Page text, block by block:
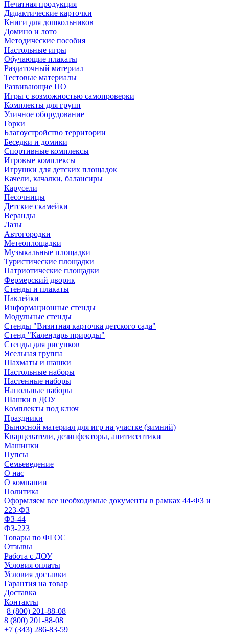
Печатная продукция
Дидактические карточки
Книги для дошкольников
Домино и лото
Методические пособия
Настольные игры
Обучающие плакаты
Раздаточный материал
Тестовые материалы
Развивающие ПО
Игры с возможностью самопроверки
Комплекты для групп
Уличное оборудование
Горки
Благоустройство территории
Беседки и домики
Спортивные комплексы
Игровые комплексы
Игрушки для детских площадок
Качели, качалки, балансиры
Карусели
Песочницы
Детские скамейки
Веранды
Лазы
Автогородки
Метеоплощадки
Музыкальные площадки
Туристические площадки
Патриотические площадки
Фермерский дворик
Стенды и плакаты
Наклейки
Информационные стенды
Модульные стенды
Стенды "Визитная карточка детского сада"
Стенд "Календарь природы"
Стенды для рисунков
Ясельная группа
Шахматы и шашки
Настольные наборы
Настенные наборы
Напольные наборы
Шашки в ДОУ
Комплекты под ключ
Праздники
Выносной материал для игр на участке (зимний)
Кварцеватели, дезинфекторы, анитисептики
Машинки
Пупсы
Семьеведение
О нас
О компании
Политика
Оформляем все необходимые документы в рамках 44-ФЗ и
223-ФЗ
ФЗ-44
ФЗ-223
Товары по ФГОС
Отзывы
Работа с ДОУ
Условия оплаты
Условия доставки
Гарантия на товар
Доставка
Контакты
8 (800) 201-88-08
8 (800) 201-88-08
+7 (343) 286-83-59